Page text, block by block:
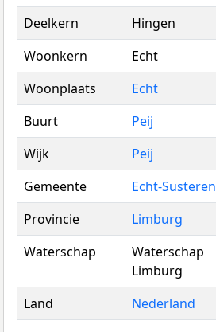
Deelkern Hingen
Woonkern
Echt
Woonplaats
Echt
Buurt
Peij
Wijk
Peij
Gemeente
Echt-Susteren
Provincie
Limburg
Waterschap
Waterschap
Limburg
Land Nederland